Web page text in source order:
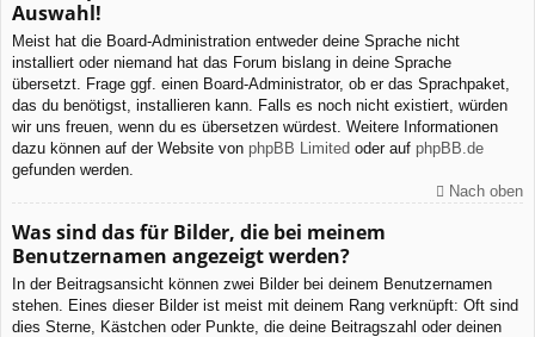
Auswahl!
Meist hat die Board-Administration entweder deine Sprache nicht
installiert oder niemand hat das Forum bislang in deine Sprache
übersetzt. Frage ggf. einen Board-Administrator, ob er das Sprachpaket,
das du benötigst, installieren kann. Falls es noch nicht existiert, würden
wir uns freuen, wenn du es übersetzen würdest. Weitere Informationen
dazu können auf der Website von phpBB Limited oder auf phpBB.de
gefunden werden.
Nach oben
Was sind das für Bilder, die bei meinem
Benutzernamen angezeigt werden?
In der Beitragsansicht können zwei Bilder bei deinem Benutzernamen
stehen. Eines dieser Bilder ist meist mit deinem Rang verknüpft: Oft sind
dies Sterne, Kästchen oder Punkte, die deine Beitragszahl oder deinen